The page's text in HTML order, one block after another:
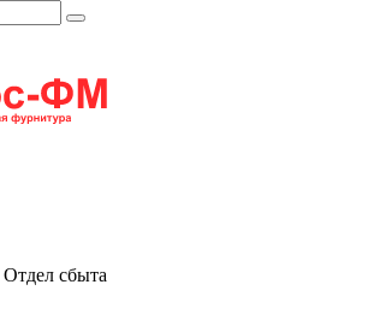
Отдел сбыта